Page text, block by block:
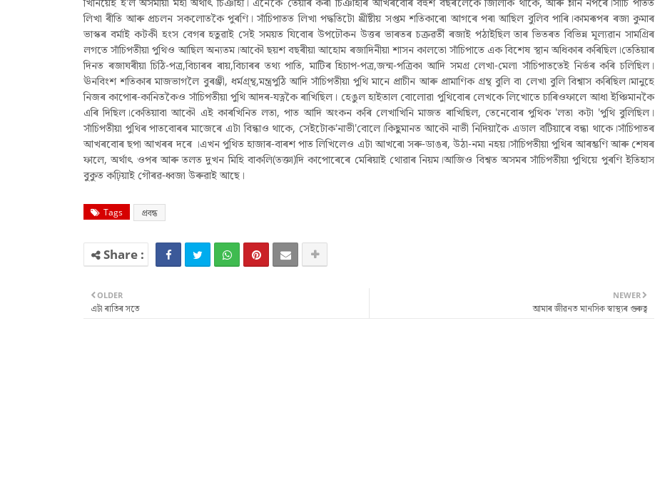
লিখা ৰীতি আৰু প্ৰচলন সকলোতকৈ পুৰণি। সাঁচিপাতত লিখা পদ্ধতিটো খ্ৰীষ্টীয় সপ্তম শতিকাৰো আগৰে পৰা আছিল বুলিব পাৰি।কামৰূপৰ ৰজা কুমাৰ
ভাস্কৰ বৰ্মাই কটকী হ‌ংস বেগৰ হতুৱাই সেই সময়ত যিবোৰ উপঢৌকন উত্তৰ ভাৰতৰ চক্ৰৱৰ্তী ৰজাই পঠাইছিল তাৰ ভিতৰত বিভিন্ন মূল্যৱান সামগ্ৰিৰ
লগতে সাঁচিপতীয়া পুথিও আছিল অন্যতম।আকৌ ছয়শ বছৰীয়া আহোম ৰজাদিনীয়া শাসন কালতো সাঁচিপাতে এক বিশেষ স্থান অধিকাৰ কৰিছিল।তেতিয়াৰ
দিনত ৰজাঘৰীয়া চিঠি-পত্ৰ,বিচাৰৰ ৰায়,বিচাৰৰ তথ্য পাতি, মাটিৰ হিচাপ-পত্ৰ,জন্ম-পত্ৰিকা আদি সমগ্ৰ লেখা-মেলা সাঁচিপাততেই নিৰ্ভৰ কৰি চলিছিল।
ঊনবিংশ শতিকাৰ মাজভাগলৈ বুৰঞ্জী, ধৰ্মগ্ৰ্ন্থ,মন্ত্ৰপুঠি আদি সাঁচিপতীয়া পুথি মানে প্ৰাচীন আৰু প্ৰামাণিক গ্ৰন্থ বুলি বা লেখা বুলি বিশ্বাস কৰিছিল।মানুহে
নিজৰ কাপোৰ-কানিতকৈও সাঁচিপতীয়া পুথি আদৰ-যত্নকৈ ৰাখিছিল। হেঙুল হাইতাল বোলোৱা পুথিবোৰ লেখকে লিখোতে চাৰিওফালে আধা ইঞ্চিমানকৈ
এৰি দিছিল।কেতিয়াবা আকৌ এই কাৰখিনিত লতা, পাত আদি অংকন কৰি লেখাখিনি মাজত ৰাখিছিল, তেনেবোৰ পুথিক 'লতা কটা 'পুথি বুলিছিল।
সাঁচিপতীয়া পুথিৰ পাতবোৰৰ মাজেৰে এটা বিন্ধাও থাকে, সেইটোক'নাভী'বোলে।কিছুমানত আকৌ নাভী নিদিয়াকৈ এডাল বটিয়াৰে বন্ধা থাকে।সাঁচিপাতৰ
আখৰবোৰ ছপা আখৰৰ দৰে ।এখন পুথিত হাজাৰ-বাৰশ পাত লিখিলেও এটা আখৰো সৰু-ডাঙৰ, উঠা-নমা নহয়।সাঁচিপতীয়া পুথিৰ আৰম্ভণি আৰু শেষৰ
ফালে, অৰ্থাৎ ওপৰ আৰু তলত দুখন মিহি বাকলি(তক্তা)দি কাপোৰেৰে মেৰিয়াই থোৱাৰ নিয়ম।আজিও বিশ্বত অসমৰ সাঁচিপতীয়া পুথিয়ে পুৰণি ইতিহাস
বুকুত কঢ়িয়াই গৌৰৱ-ধ্বজা উৰুৱাই আছে।
Tags প্ৰবন্ধ
NEWER
আমাৰ জীৱনত মানসিক স্বাস্থ্যৰ গুৰুত্ব
OLDER
এটা ৰাতিৰ সতে